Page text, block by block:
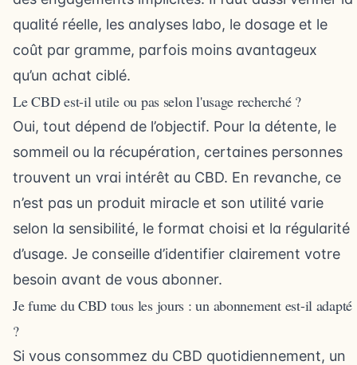
qualité réelle, les analyses labo, le dosage et le
coût par gramme, parfois moins avantageux
qu’un achat ciblé.
Le CBD est-il utile ou pas selon l'usage recherché ?
Oui, tout dépend de l’objectif. Pour la détente, le
sommeil ou la récupération, certaines personnes
trouvent un vrai intérêt au CBD. En revanche, ce
n’est pas un produit miracle et son utilité varie
selon la sensibilité, le format choisi et la régularité
d’usage. Je conseille d’identifier clairement votre
besoin avant de vous abonner.
Je fume du CBD tous les jours : un abonnement est-il adapté
?
Si vous consommez du CBD quotidiennement, un